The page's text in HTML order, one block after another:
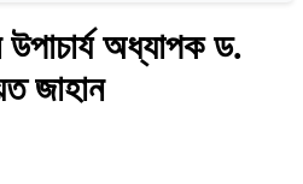
অধ্যাপক ড.
জাহান